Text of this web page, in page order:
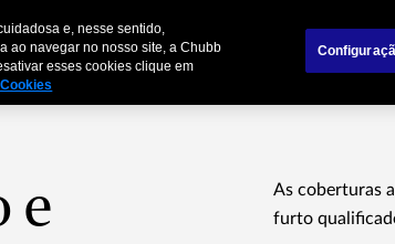
de Negócios
e
As coberturas
furto
e, nesse sentido,
ao navegar no nosso site, a Chubb
esses cookies clique em